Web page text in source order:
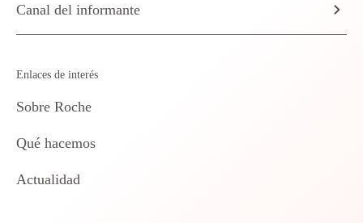
Canal del informante
Enlaces de interés
Sobre Roche
Qué hacemos
Actualidad